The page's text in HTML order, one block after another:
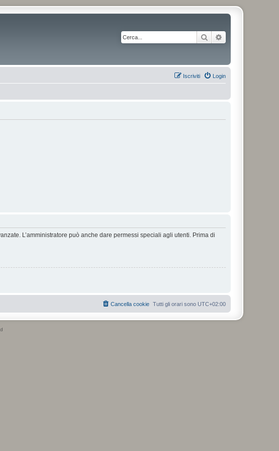
Cerca
Login
Iscriviti
L’amministratore può anche dare permessi speciali agli utenti. Prima di
Tutti gli orari sono UTC+02:00
Cancella cookie